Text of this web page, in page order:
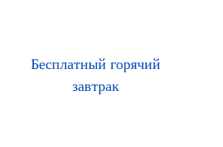
Бесплатный горячий
завтрак